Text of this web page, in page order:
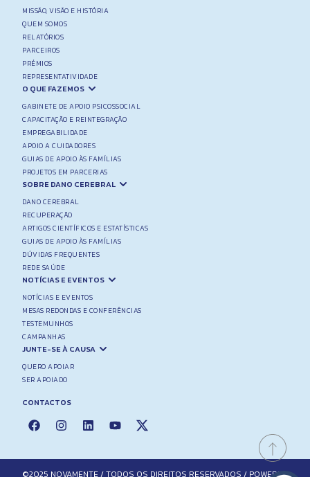
MISSÃO, VISÃO E HISTÓRIA
QUEM SOMOS
RELATÓRIOS
PARCEIROS
PRÉMIOS
REPRESENTATIVIDADE
O QUE FAZEMOS
GABINETE DE APOIO PSICOSSOCIAL
CAPACITAÇÃO E REINTEGRAÇÃO
EMPREGABILIDADE
APOIO A CUIDADORES
GUIAS DE APOIO ÀS FAMÍLIAS
PROJETOS EM PARCERIAS
SOBRE DANO CEREBRAL
DANO CEREBRAL
RECUPERAÇÃO
ARTIGOS CIENTÍFICOS E ESTATÍSTICAS
GUIAS DE APOIO ÀS FAMÍLIAS
DÚVIDAS FREQUENTES
REDE SAÚDE
NOTÍCIAS E EVENTOS
NOTÍCIAS E EVENTOS
MESAS REDONDAS E CONFERÊNCIAS
TESTEMUNHOS
CAMPANHAS
JUNTE-SE À CAUSA
QUERO APOIAR
SER APOIADO
CONTACTOS
©2025 NOVAMENTE / TODOS OS DIREITOS RESERVADOS / POWERED